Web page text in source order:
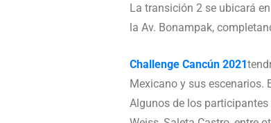
La transición 2 se ubicará
la Av. Bonampak,
Challenge Cancún 2021
Mexicano y sus escenarios.
Algunos de los